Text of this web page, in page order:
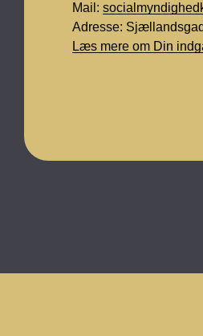
Mail:
Adresse:
Læs mere om Din